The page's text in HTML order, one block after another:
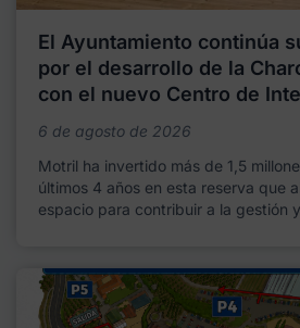
El Ayuntamiento continúa
por el desarrollo de la
con el nuevo Centro de
6 de agosto de 2026
Motril ha invertido más de 1,5
últimos 4 años en esta reserva que
espacio para contribuir a la gestión